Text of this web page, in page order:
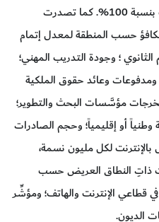
والثانوية التي تتوافر فيها الحواسيب بنسبة 100%. كما تصدرت
حسب المنطقة لمعدل إتمام
الثانوي ؛ وجودة التدريب المهني؛
ومدفوعات وعائد حقوق الملكية
مؤسَّسات البحث والتطوير؛
وطنياً أو إقليمياً؛ وحجم الصادرات
بالإنترنت لكل مليون نسمة،
ذاتِ النطاق العريض حسب
في قطاعي الإنترنت والهاتف؛ ومؤشِّر
الديون.